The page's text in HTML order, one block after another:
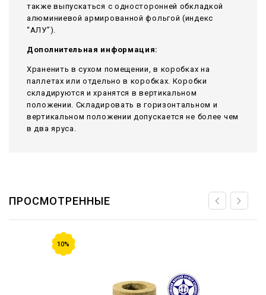
также выпускаться с односторонней обкладкой
алюминиевой армированной фольгой (индекс
“АЛУ”).
Дополнительная информация:
Храненить в сухом помещении, в коробках на
паллетах или отдельно в коробках. Коробки
складируются и хранятся в вертикальном
положении. Складировать в горизонтальном и
вертикальном положении допускается не более чем
в два яруса.
ПРОСМОТРЕННЫЕ
10%